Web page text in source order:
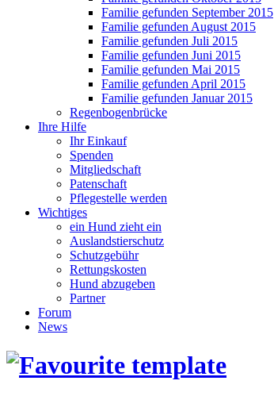
Familie gefunden September 2015
Familie gefunden August 2015
Familie gefunden Juli 2015
Familie gefunden Juni 2015
Familie gefunden Mai 2015
Familie gefunden April 2015
Familie gefunden Januar 2015
Regenbogenbrücke
Ihre Hilfe
Ihr Einkauf
Spenden
Mitgliedschaft
Patenschaft
Pflegestelle werden
Wichtiges
ein Hund zieht ein
Auslandstierschutz
Schutzgebühr
Rettungskosten
Hund abzugeben
Partner
Forum
News